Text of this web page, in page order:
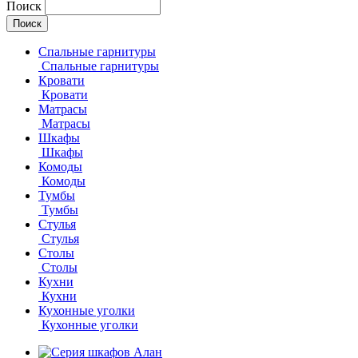
Поиск
Спальные гарнитуры
Спальные гарнитуры
Кровати
Кровати
Матрасы
Матрасы
Шкафы
Шкафы
Комоды
Комоды
Тумбы
Тумбы
Стулья
Стулья
Столы
Столы
Кухни
Кухни
Кухонные уголки
Кухонные уголки